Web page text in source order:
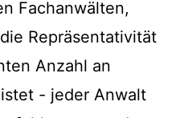
Fachanwälten,
Repräsentativität
Anzahl an
- jeder Anwalt